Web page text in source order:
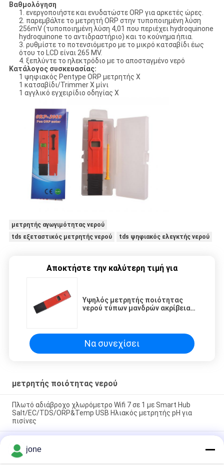
Βαθμολόγηση
1. ενεργοποιήστε και ενυδατώστε ORP για αρκετές ώρες.
2. παρεμβάλτε το μετρητή ORP στην τυποποιημένη λύση
256mV (τυποποιημένη λύση 4,01 που περιέχει hydroquinone
hydroquinone το αντιδραστήριο) και το κούνημα ήπια.
3. ρυθμίστε το ποτενσιόμετρο με το μικρό κατσαβίδι έως
ότου το LCD είναι 265 MV.
4. ξεπλύντε το ηλεκτρόδιο με το αποσταγμένο νερό
Κατάλογος συσκευασίας:
1 ψηφιακός Pentype ORP μετρητής Χ
1 κατσαβίδι/Trimmer Χ μίνι
1 αγγλικό εγχειρίδιο οδηγίας Χ
μετρητής αγωγιμότητας νερού
tds εξεταστικός μετρητής νερού
tds ψηφιακός ελεγκτής νερού
Αποκτήστε την καλύτερη τιμή για
Υψηλός μετρητής ποιότητας
νερού τύπων μανδρών ακρίβειας
Να συνεχίσει
μετρητής ποιότητας νερού
Πλωτό αδιάβροχο χλωρόμετρο Wifi 7 σε 1 με Smart Hub
Salt/EC/TDS/ORP&Temp USB Ηλιακός μετρητής pH για
πισίνες
ποιότητας νερού για pH υπολειμματικό χλώριο συνολικό
χλώριο
jone